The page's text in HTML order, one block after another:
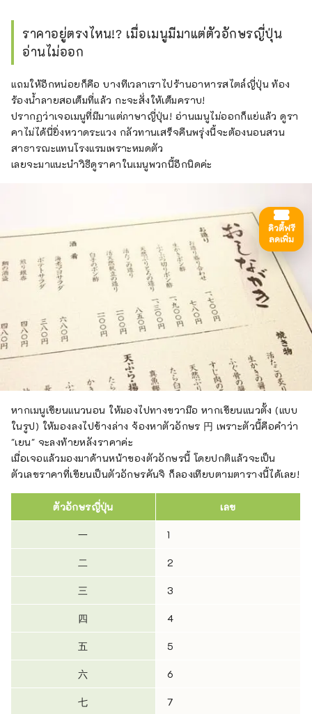
ราคาอยู่ตรงไหน!? เมื่อเมนูมีมาแต่ตัวอักษรญี่ปุ่น
อ่านไม่ออก
แถมให้อีกหน่อยก็คือ บางทีเวลาเราไปร้านอาหารสไตล์ญี่ปุ่น ท้อง
ร้องน้ำลายสอเต็มที่แล้ว กะจะสั่งให้เต็มคราบ!
ปรากฏว่าเจอเมนูที่มีมาแต่ภาษาญี่ปุ่น! อ่านเมนูไม่ออกก็แย่แล้ว ดูรา
คาไม่ได้นี่ยิ่งหวาดระแวง กลัวทานเสร็จคืนพรุ่งนี้จะต้องนอนสวน
สาธารณะแทนโรงแรมเพราะหมดตัว
เลยจะมาแนะนำวิธีดูราคาในเมนูพวกนี้อีกนิดค่ะ
หากเมนูเขียนแนวนอน ให้มองไปทางขวามือ หากเขียนแนวตั้ง (แบบ
ในรูป) ให้มองลงไปข้างล่าง จ้องหาตัวอักษร 円 เพราะตัวนี้คือคำว่า
"เยน" จะลงท้ายหลังราคาค่ะ
เมื่อเจอแล้วมองมาด้านหน้าของตัวอักษรนี้ โดยปกติแล้วจะเป็น
ตัวเลขราคาที่เขียนเป็นตัวอักษรคันจิ ก็ลองเทียบตามตารางนี้ได้เลย!
ตัวอักษรญี่ปุ่น เลข
一 1
二 2
三 3
四 4
五 5
六 6
七 7
ดิวตี้ฟรี
ลดเพิ่ม